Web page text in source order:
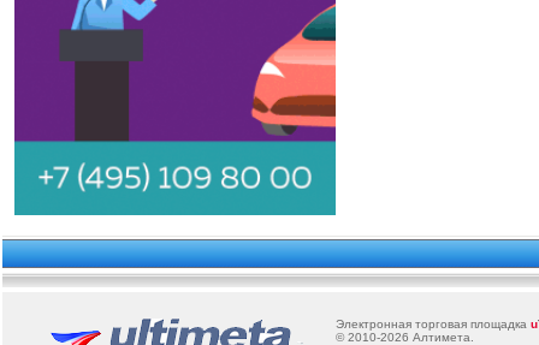
Электронная торговая площадка u
© 2010-2026 Алтимета